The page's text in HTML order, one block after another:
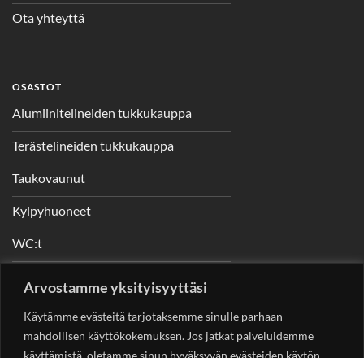
Arvostamme yksityisyyttäsi
Käytämme evästeitä tarjotaksemme sinulle parhaan
mahdollisen käyttökokemuksen. Jos jatkat palveluidemme
käyttämistä, oletamme sinun hyväksyvän evästeiden käytön.
Ota yhteyttä
OSASTOT
Alumiinitelineiden tukkukauppa
Terästelineiden tukkukauppa
Taukovaunut
Kylpyhuoneet
WC:t